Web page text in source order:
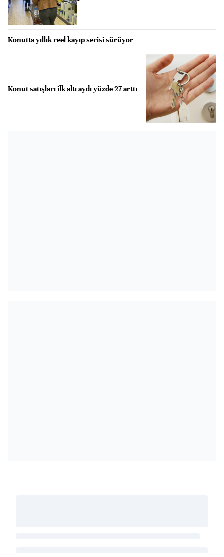
Konutta yıllık reel kayıp serisi sürüyor
Konut satışları ilk altı aydı yüzde 27 arttı